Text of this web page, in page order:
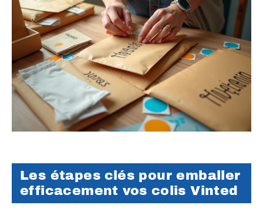
Les étapes clés pour emballer
efficacement vos colis Vinted